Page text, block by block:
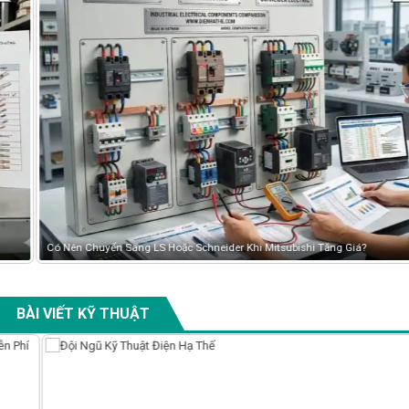
Có Nên Chuyển Sang LS Hoặc Schneider Khi Mitsubishi Tăng Giá?
BÀI VIẾT KỸ THUẬT